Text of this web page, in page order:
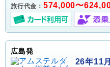
旅行代金： 574,000〜
広島発
26年11